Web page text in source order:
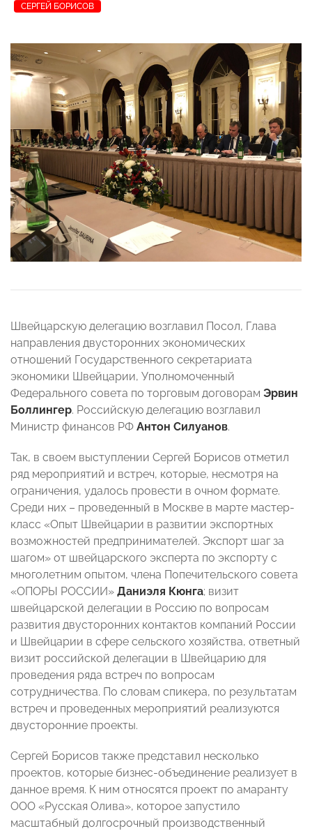
СЕРГЕЙ БОРИСОВ
Швейцарскую делегацию возглавил Посол, Глава
направления двусторонних экономических
отношений Государственного секретариата
экономики Швейцарии, Уполномоченный
Федерального совета по торговым договорам Эрвин
Боллингер. Российскую делегацию возглавил
Министр финансов РФ Антон Силуанов.
Так, в своем выступлении Сергей Борисов отметил
ряд мероприятий и встреч, которые, несмотря на
ограничения, удалось провести в очном формате.
Среди них – проведенный в Москве в марте мастер-
класс «Опыт Швейцарии в развитии экспортных
возможностей предпринимателей. Экспорт шаг за
шагом» от швейцарского эксперта по экспорту с
многолетним опытом, члена Попечительского совета
«ОПОРЫ РОССИИ» Даниэля Кюнга; визит
швейцарской делегации в Россию по вопросам
развития двусторонних контактов компаний России
и Швейцарии в сфере сельского хозяйства, ответный
визит российской делегации в Швейцарию для
проведения ряда встреч по вопросам
сотрудничества. По словам спикера, по результатам
встреч и проведенных мероприятий реализуются
двусторонние проекты.
Сергей Борисов также представил несколько
проектов, которые бизнес-объединение реализует в
данное время. К ним относятся проект по амаранту
ООО «Русская Олива», которое запустило
масштабный долгосрочный производственный